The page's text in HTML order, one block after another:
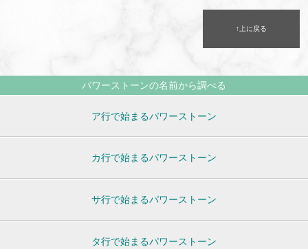
↑上に戻る
パワーストーンの名前から調べる
ア行で始まるパワーストーン
カ行で始まるパワーストーン
サ行で始まるパワーストーン
タ行で始まるパワーストーン